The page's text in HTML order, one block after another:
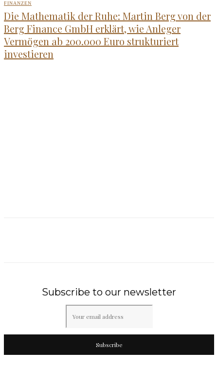
FINANZEN
Die Mathematik der Ruhe: Martin Berg von der
Berg Finance GmbH erklärt, wie Anleger
Vermögen ab 200.000 Euro strukturiert
investieren
Subscribe to our newsletter
Subscribe